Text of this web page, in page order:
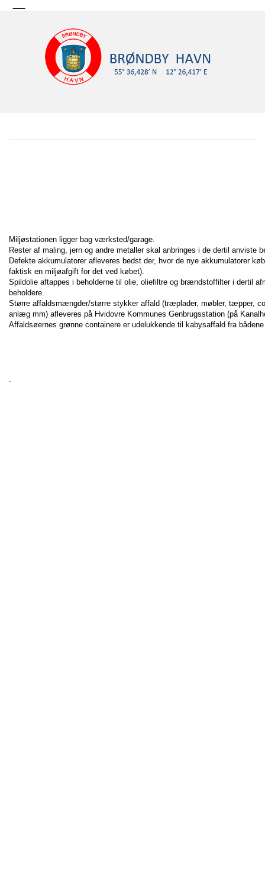
Miljøstationen ligger bag værksted/garage.
Rester af maling, jern og andre metaller skal anbringes i de dertil anviste
Defekte akkumulatorer afleveres bedst der, hvor de nye akkumulatorer
faktisk en miljøafgift for det ved købet).
Spildolie aftappes i beholderne til olie, oliefiltre og brændstoffilter i dertil
beholdere.
Større affaldsmængder/større stykker affald (træplader, møbler, tæpper,
anlæg mm) afleveres på Hvidovre Kommunes Genbrugsstation (på
Affaldsøernes grønne containere er udelukkende til kabysaffald fra bådene
.